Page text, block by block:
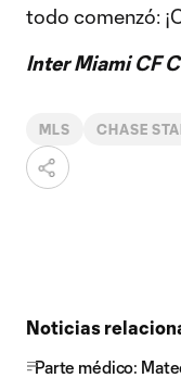
todo comenzó:
Inter Miami CF
MLS CHASE
Noticias
Parte médico: